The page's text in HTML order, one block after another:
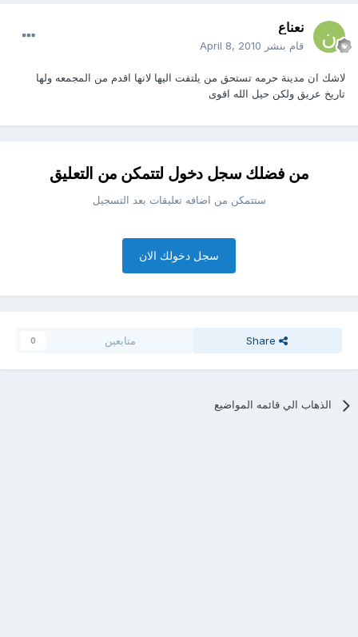
نعناع
قام بنشر April 8, 2010
لاشك ان مدينة حرمه تستحق من يلتفت اليها لانها اقدم من المجمعه ولها
تاريخ عريق ولكن حيل الله اقوى
من فضلك سجل دخول لتتمكن من التعليق
ستتمكن من اضافه تعليقات بعد التسجيل
سجل دخولك الان
Share متابعين 0
الذهاب الي قائمه المواضيع